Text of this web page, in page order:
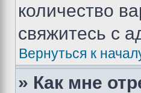
количество
свяжитесь с
Вернуться к
» Как мне